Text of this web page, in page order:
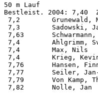
50 m Lauf
Bestleist. 2004: 7,40
7,2        Grunewald,
7,3        Sadowski,
7,63
7,4        Ahlgrimm,
7,4        Max, Nils
7,4        Krieg, Kevin
7,76       Hansen,
7,77       Seiler,
7,79       Von Kamp,
7,82       Nolle, Jan